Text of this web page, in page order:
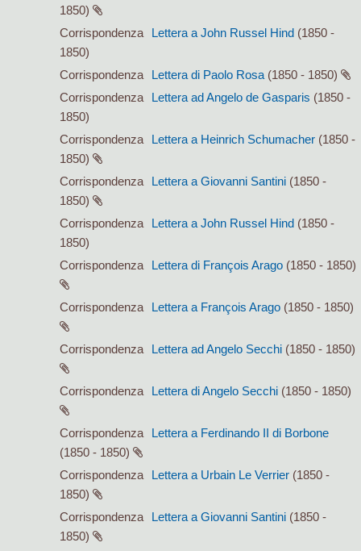
1850)
Corrispondenza
Lettera a John Russel Hind (1850 -
1850)
Corrispondenza
Lettera di Paolo Rosa (1850 - 1850)
Corrispondenza
Lettera ad Angelo de Gasparis (1850 -
1850)
Corrispondenza
Lettera a Heinrich Schumacher (1850 -
1850)
Corrispondenza
Lettera a Giovanni Santini (1850 -
1850)
Corrispondenza
Lettera a John Russel Hind (1850 -
1850)
Corrispondenza
Lettera di François Arago (1850 - 1850)
Corrispondenza Lettera a François Arago (1850 - 1850)
Corrispondenza Lettera ad Angelo Secchi (1850 - 1850)
Corrispondenza Lettera di Angelo Secchi (1850 - 1850)
Corrispondenza
Lettera a Ferdinando II di Borbone
(1850 - 1850)
Corrispondenza
Lettera a Urbain Le Verrier (1850 -
1850)
Corrispondenza
Lettera a Giovanni Santini (1850 -
1850)